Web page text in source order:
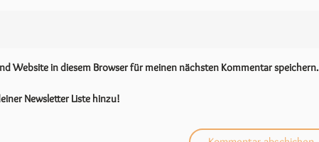
Website in diesem Browser für meinen nächsten Kommentar speichern.
Newsletter Liste hinzu!